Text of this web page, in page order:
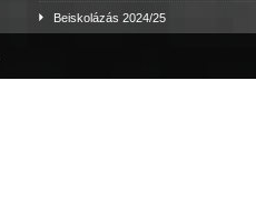
Beiskolázás 2024/25